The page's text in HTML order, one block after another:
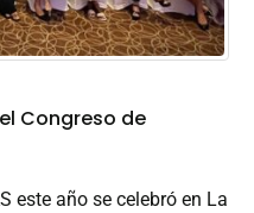
Congreso de
este año se celebró en La